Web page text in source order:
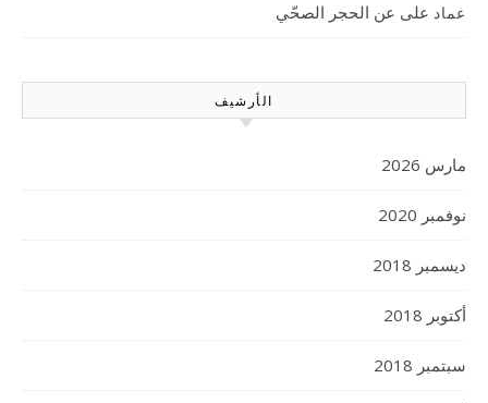
عماد على عن الحجر الصحّي
الأرشيف
مارس 2026
نوفمبر 2020
ديسمبر 2018
أكتوبر 2018
سبتمبر 2018